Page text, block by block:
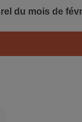
du mois de